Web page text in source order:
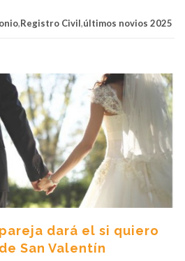
,Registro Civil,últimos novios 2025
dará el si quiero
San Valentín